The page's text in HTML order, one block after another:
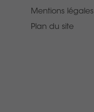
Mentions légales
Plan du site